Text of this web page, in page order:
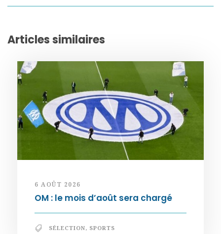
Articles similaires
6 AOÛT 2026
OM : le mois d’août sera chargé
SÉLECTION, SPORTS